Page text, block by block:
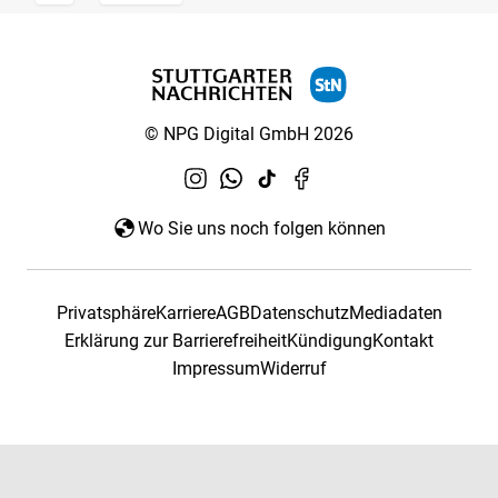
© NPG Digital GmbH 2026
Wo Sie uns noch folgen können
PrivatsphäreKarriereAGBDatenschutzMediadaten
Erklärung zur BarrierefreiheitKündigungKontakt
ImpressumWiderruf